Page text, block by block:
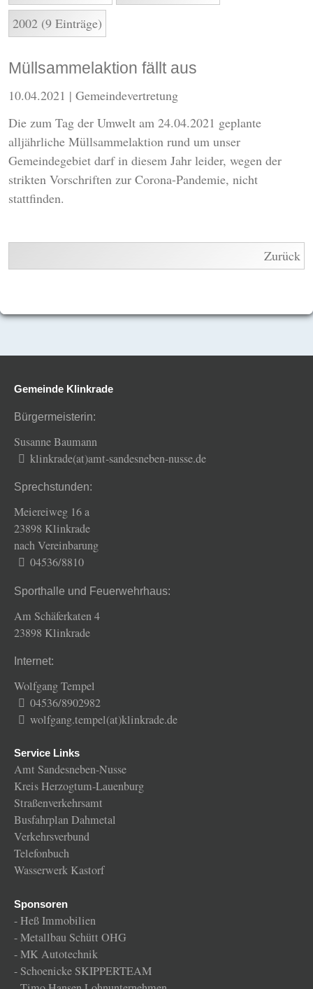
2002 (9 Einträge)
Müllsammelaktion fällt aus
10.04.2021 | Gemeindevertretung
Die zum Tag der Umwelt am 24.04.2021 geplante
alljährliche Müllsammelaktion rund um unser
Gemeindegebiet darf in diesem Jahr leider, wegen der
strikten Vorschriften zur Corona-Pandemie, nicht
stattfinden.
Zurück
Gemeinde Klinkrade
Bürgermeisterin:
Susanne Baumann
klinkrade(at)amt-sandesneben-nusse.de
Sprechstunden:
Meiereiweg 16 a
23898 Klinkrade
nach Vereinbarung
04536/8810
Sporthalle und Feuerwehrhaus:
Am Schäferkaten 4
23898 Klinkrade
Internet:
Wolfgang Tempel
04536/8902982
wolfgang.tempel(at)klinkrade.de
Service Links
Amt Sandesneben-Nusse
Kreis Herzogtum-Lauenburg
Straßenverkehrsamt
Busfahrplan Dahmetal
Verkehrsverbund
Telefonbuch
Wasserwerk Kastorf
Sponsoren
-Heß Immobilien
-Metallbau Schütt OHG
-MK Autotechnik
- Schoenicke SKIPPERTEAM